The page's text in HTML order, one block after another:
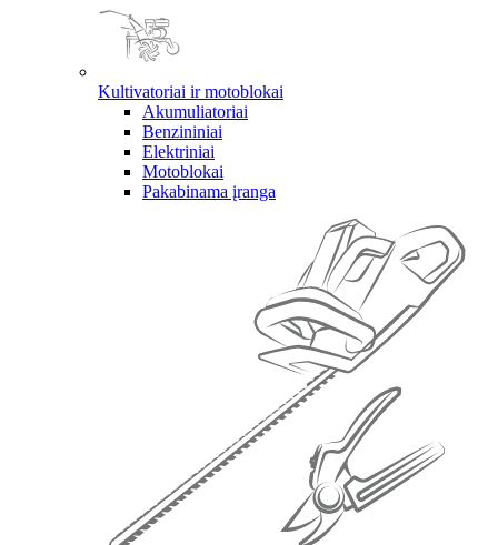
Kultivatoriai ir motoblokai
Akumuliatoriai
Benzininiai
Elektriniai
Motoblokai
Pakabinama įranga